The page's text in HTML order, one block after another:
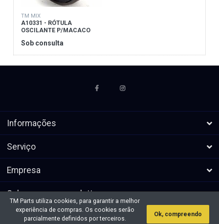
TM MIX
A10331 - RÓTULA
OSCILANTE P/MACACO
Sob consulta
Informações
Serviço
Empresa
Subscrever a newsletters
* Todos os preços excl. IVA, mais
Direitos de autor &cópia; 2026 TM
TM Parts utiliza cookies, para garantir a melhor
experiência de compras. Os cookies serão
parcialmente definidos por terceiros.
Ok, compreendo